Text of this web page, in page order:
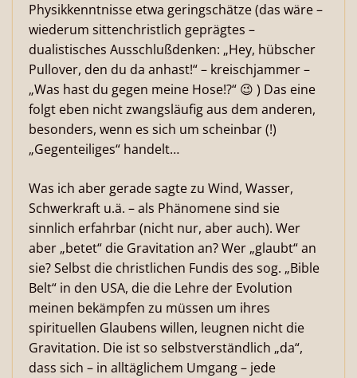
Physikkenntnisse etwa geringschätze (das wäre –
wiederum sittenchristlich geprägtes –
dualistisches Ausschlußdenken: „Hey, hübscher
Pullover, den du da anhast!“ – kreischjammer –
„Was hast du gegen meine Hose!?“ 😉 ) Das eine
folgt eben nicht zwangsläufig aus dem anderen,
besonders, wenn es sich um scheinbar (!)
„Gegenteiliges“ handelt…
Was ich aber gerade sagte zu Wind, Wasser,
Schwerkraft u.ä. – als Phänomene sind sie
sinnlich erfahrbar (nicht nur, aber auch). Wer
aber „betet“ die Gravitation an? Wer „glaubt“ an
sie? Selbst die christlichen Fundis des sog. „Bible
Belt“ in den USA, die die Lehre der Evolution
meinen bekämpfen zu müssen um ihres
spirituellen Glaubens willen, leugnen nicht die
Gravitation. Die ist so selbstverständlich „da“,
dass sich – in alltäglichem Umgang – jede